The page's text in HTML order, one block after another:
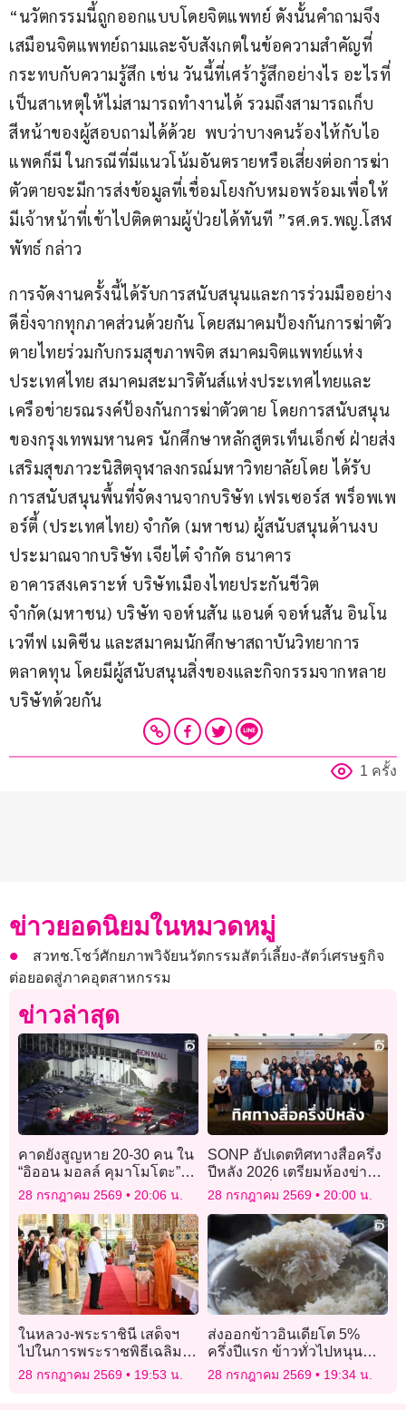
“นวัตกรรมนี้ถูกออกแบบโดยจิตแพทย์ ดังนั้นคำถามจึง
เสมือนจิตแพทย์ถามและจับสังเกตในข้อความสำคัญที่
กระทบกับความรู้สึก เช่น วันนี้ที่เศร้ารู้สึกอย่างไร อะไรที่
เป็นสาเหตุให้ไม่สามารถทำงานได้ รวมถึงสามารถเก็บ
สีหน้าของผู้สอบถามได้ด้วย  พบว่าบางคนร้องไห้กับไอ
แพดก็มี ในกรณีที่มีแนวโน้มอันตรายหรือเสี่ยงต่อการฆ่า
ตัวตายจะมีการส่งข้อมูลที่เชื่อมโยงกับหมอพร้อมเพื่อให้
มีเจ้าหน้าที่เข้าไปติดตามผู้ป่วยได้ทันที ”รศ.ดร.พญ.โสฬ
พัทธ์ กล่าว
การจัดงานครั้งนี้ได้รับการสนับสนุนและการร่วมมืออย่าง
ดียิ่งจากทุกภาคส่วนด้วยกัน โดยสมาคมป้องกันการฆ่าตัว
ตายไทยร่วมกับกรมสุขภาพจิต สมาคมจิตแพทย์แห่ง
ประเทศไทย สมาคมสะมาริตันส์แห่งประเทศไทยและ
เครือข่ายรณรงค์ป้องกันการฆ่าตัวตาย โดยการสนับสนุน
ของกรุงเทพมหานคร นักศึกษาหลักสูตรเท็นเอ็กซ์ ฝ่ายส่ง
เสริมสุขภาวะนิสิตจุฬาลงกรณ์มหาวิทยาลัยโดย ได้รับ
การสนับสนุนพื้นที่จัดงานจากบริษัท เฟรเซอร์ส พร็อพเพ
อร์ตี้ (ประเทศไทย) จำกัด (มหาชน) ผู้สนับสนุนด้านงบ
ประมาณจากบริษัท เจียไต๋ จำกัด ธนาคาร
อาคารสงเคราะห์ บริษัทเมืองไทยประกันชีวิต
จำกัด(มหาชน) บริษัท จอห์นสัน แอนด์ จอห์นสัน อินโน
เวทีฟ เมดิซีน และสมาคมนักศึกษาสถาบันวิทยาการ
ตลาดทุน โดยมีผู้สนับสนุนสิ่งของและกิจกรรมจากหลาย
บริษัทด้วยกัน
1 ครั้ง
ข่าวยอดนิยมในหมวดหมู่
สวทช.โชว์ศักยภาพวิจัยนวัตกรรมสัตว์เลี้ยง-สัตว์เศรษฐกิจ
ต่อยอดสู่ภาคอุตสาหกรรม
ข่าวล่าสุด
คาดยังสูญหาย 20-30 คน ใน
“อิออน มอลล์ คุมาโมโตะ”
หลังแผ่นดินไหวรุนแรง
28 กรกฎาคม 2569 20:06 น.
SONP อัปเดตทิศทางสื่อครึ่ง
ปีหลัง 2026 เตรียมห้องข่าว
รับการเปลี่ยนแปลงยุค AI
28 กรกฎาคม 2569 20:00 น.
ในหลวง-พระราชินี เสด็จฯ
ไปในการพระราชพิธีเฉลิม
พระชนมพรรษา 28
กรกฎาคม 2569
28 กรกฎาคม 2569 19:53 น.
ส่งออกข้าวอินเดียโต 5%
ครึ่งปีแรก ข้าวทั่วไปหนุน
ชดเชย “บาสมาติ” หด
28 กรกฎาคม 2569 19:34 น.